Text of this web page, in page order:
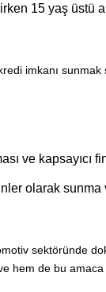
15 yaş üstü
imkanı
ve kapsayıcı
olarak sunma
sektöründe
hem de bu